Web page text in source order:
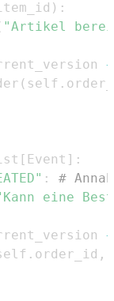
) :
"Artikel
+
( self .
[ Event ] :
:
#
eine
+
. order_id ,